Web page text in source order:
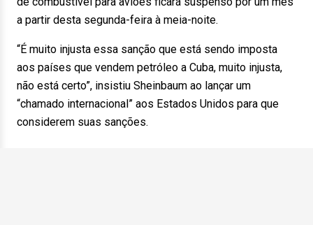
a partir desta segunda-feira à meia-noite.
“É muito injusta essa sanção que está sendo imposta
aos países que vendem petróleo a Cuba, muito injusta,
não está certo”, insistiu Sheinbaum ao lançar um
“chamado internacional” aos Estados Unidos para que
considerem suas sanções.